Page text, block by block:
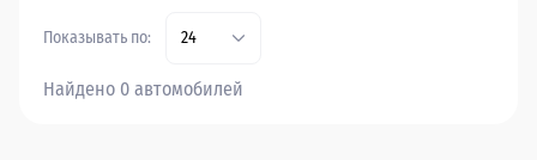
Показывать по: 24
Найдено 0 автомобилей